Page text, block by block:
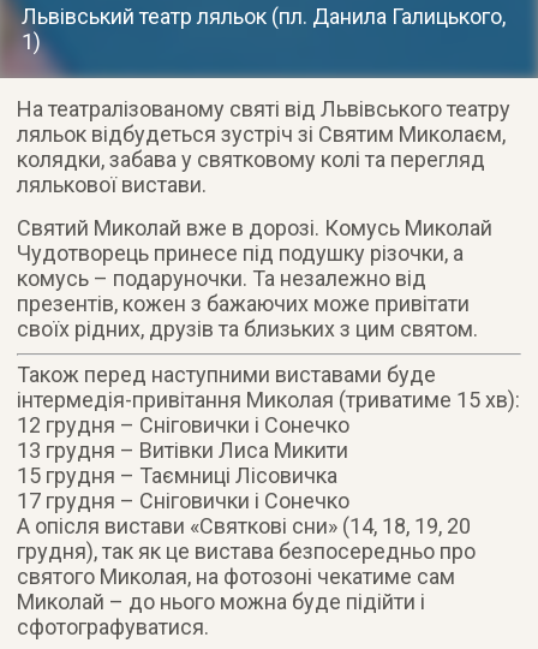
Львівський театр ляльок (пл. Данила Галицького,
1)
На театралізованому святі від Львівського театру
ляльок відбудеться зустріч зі Святим Миколаєм,
колядки, забава у святковому колі та перегляд
лялькової вистави.
Святий Миколай вже в дорозі. Комусь Миколай
Чудотворець принесе під подушку різочки, а
комусь – подаруночки. Та незалежно від
презентів, кожен з бажаючих може привітати
своїх рідних, друзів та близьких з цим святом.
Також перед наступними виставами буде
інтермедія-привітання Миколая (триватиме 15 хв):
12 грудня – Сніговички і Сонечко
13 грудня – Витівки Лиса Микити
15 грудня – Таємниці Лісовичка
17 грудня – Сніговички і Сонечко
А опісля вистави «Святкові сни» (14, 18, 19, 20
грудня), так як це вистава безпосередньо про
святого Миколая, на фотозоні чекатиме сам
Миколай – до нього можна буде підійти і
сфотографуватися.